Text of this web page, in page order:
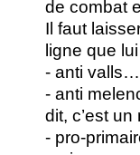
de combat
Il faut
ligne que
- anti valls…
- anti
dit, c’est
- pro-